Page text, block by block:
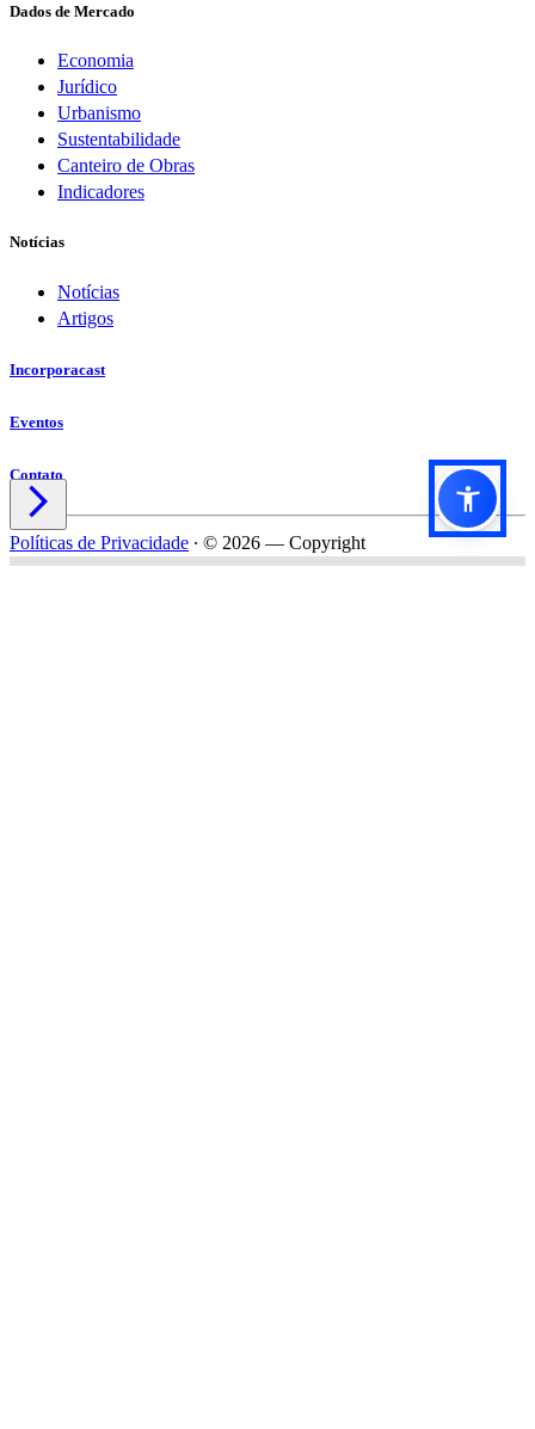
Dados de Mercado
Economia
Jurídico
Urbanismo
Sustentabilidade
Canteiro de Obras
Indicadores
Notícias
Notícias
Artigos
Incorporacast
Eventos
Contato

Políticas de Privacidade ∙ © 2026 — Copyright